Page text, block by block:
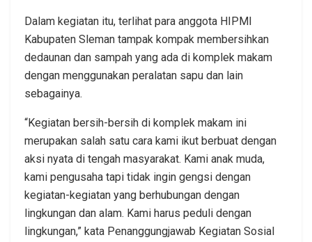
Dalam kegiatan itu, terlihat para anggota HIPMI
Kabupaten Sleman tampak kompak membersihkan
dedaunan dan sampah yang ada di komplek makam
dengan menggunakan peralatan sapu dan lain
sebagainya.
“Kegiatan bersih-bersih di komplek makam ini
merupakan salah satu cara kami ikut berbuat dengan
aksi nyata di tengah masyarakat. Kami anak muda,
kami pengusaha tapi tidak ingin gengsi dengan
kegiatan-kegiatan yang berhubungan dengan
lingkungan dan alam. Kami harus peduli dengan
lingkungan,” kata Penanggungjawab Kegiatan Sosial